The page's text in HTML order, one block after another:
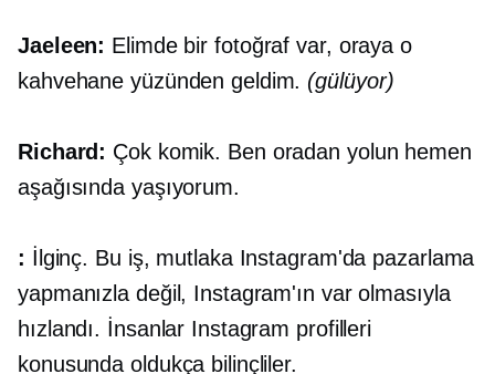
Jaeleen: Elimde bir fotoğraf var, oraya o
kahvehane yüzünden geldim. (gülüyor)
Richard: Çok komik. Ben oradan yolun hemen
aşağısında yaşıyorum.
: İlginç. Bu iş, mutlaka Instagram'da pazarlama
yapmanızla değil, Instagram'ın var olmasıyla
hızlandı. İnsanlar Instagram profilleri
konusunda oldukça bilinçliler.